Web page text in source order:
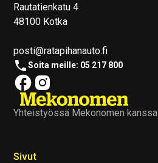
Rautatienkatu 4
48100 Kotka
posti@ratapihanauto.fi
Soita meille: 05 217 800
Yhteistyössä Mekonomen kanssa
Sivut